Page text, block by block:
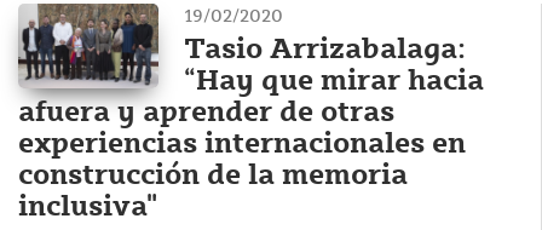
19/02/2020
Tasio Arrizabalaga:
“Hay que mirar hacia
afuera y aprender de otras
experiencias internacionales en
construcción de la memoria
inclusiva"